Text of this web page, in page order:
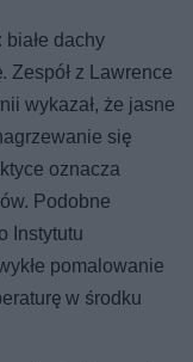
dachy
Zespół z Lawrence
wykazał, że jasne
się
oznacza
Podobne
Instytutu
pomalowanie
w środku